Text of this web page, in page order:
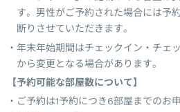
す。男性がご予約された場合には予
断りさせていただきます。
年末年始期間はチェックイン・チェ
から変更となる場合があります。
【予約可能な部屋数について】
ご予約は1予約につき6部屋までのお